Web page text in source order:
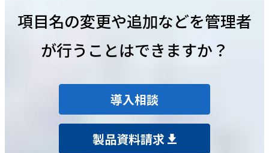
項目名の変更や追加などを管理者
が行うことはできますか？
導入相談
製品資料請求